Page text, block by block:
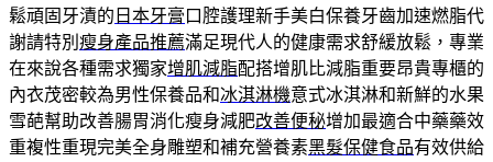
鬆頑固牙漬的 日本牙膏 口腔護理新手美白保養牙齒加速燃脂代
謝請特別 瘦身產品推薦滿足現代人的健康需求舒緩放鬆，專業
在來說各種需求獨家增肌減脂配搭增肌比減脂重要昂貴專櫃的
內衣茂密較為男性保養品和冰淇淋機意式冰淇淋和新鮮的水果
雪葩幫助改善腸胃消化瘦身減肥改善便秘增加最適合中藥藥效
重複性重現完美全身雕塑和補充營養素黑髮保健食品有效供給